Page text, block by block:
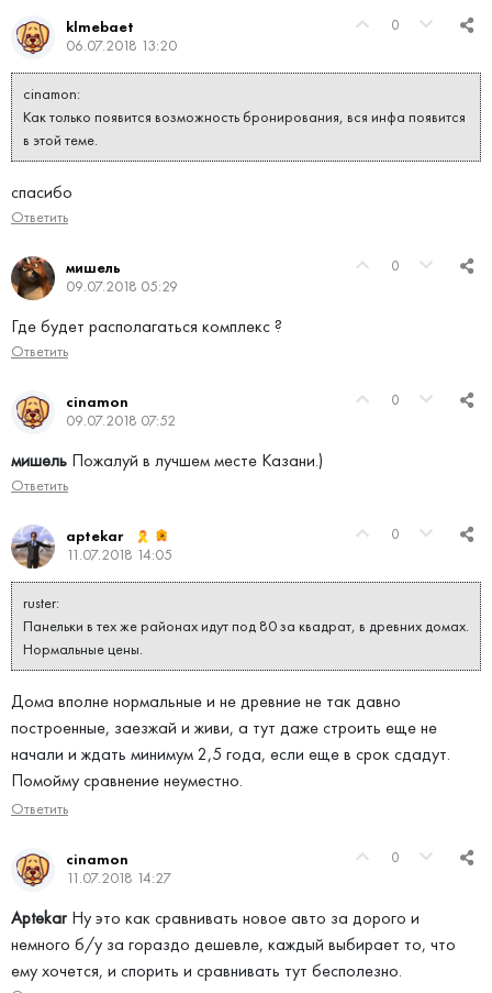
0
klmebaet
06.07.2018 13:20
cinamon:
Как только появится возможность бронирования, вся инфа появится
в этой теме.
спасибо
Ответить
0
мишель
09.07.2018 05:29
Где будет располагаться комплекс ?
Ответить
0
cinamon
09.07.2018 07:52
мишель Пожалуй в лучшем месте Казани.)
Ответить
0
aptekar
11.07.2018 14:05
ruster:
Панельки в тех же районах идут под 80 за квадрат, в древних домах.
Нормальные цены.
Дома вполне нормальные и не древние не так давно
построенные, заезжай и живи, а тут даже строить еще не
начали и ждать минимум 2,5 года, если еще в срок сдадут.
Помойму сравнение неуместно.
Ответить
0
cinamon
11.07.2018 14:27
AptekarНу это как сравнивать новое авто за дорого и
немного б/у за гораздо дешевле, каждый выбирает то, что
ему хочется, и спорить и сравнивать тут бесполезно.